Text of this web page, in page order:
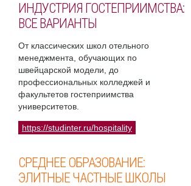
ИНДУСТРИЯ ГОСТЕПРИИМСТВА:
ВСЕ ВАРИАНТЫ
От классических школ отельного
менеджмента, обучающих по
швейцарской модели, до
профессиональных колледжей и
факультетов гостеприимства
университетов.
https://studinter.ru/hospitality
СРЕДНЕЕ ОБРАЗОВАНИЕ:
ЭЛИТНЫЕ ЧАСТНЫЕ ШКОЛЫ